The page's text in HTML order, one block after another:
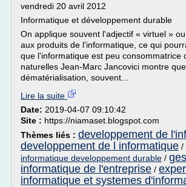
vendredi 20 avril 2012
Informatique et développement durable
On applique souvent l'adjectif « virtuel »
aux produits de l'informatique, ce qui
que l'informatique est peu consommatrice
naturelles Jean-Marc Jancovici montre
dématérialisation, souvent...
Lire la suite
Date: 2019-04-07 09:10:42
Site : https://niamaset.blogspot.com
Thèmes liés : developpement de
developpement de l informatique /
informatique developpement durable /
informatique de l'entreprise /
informatique et systemes